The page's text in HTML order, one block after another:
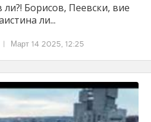
Борисов, Пеевски, вие
ли...
Март 14 2025, 12:25